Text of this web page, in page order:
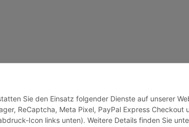
Sie den Einsatz folgender Dienste auf unserer
ReCaptcha, Meta Pixel, PayPal Express Checkout
Icon links unten). Weitere Details finden Sie